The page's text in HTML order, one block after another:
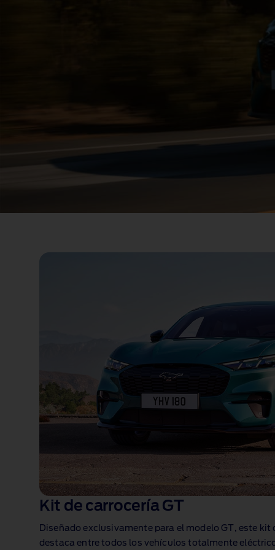
Kit de carrocería GT
Diseñado exclusivamente para el modelo GT, este kit
destaca entre todos los vehículos totalmente